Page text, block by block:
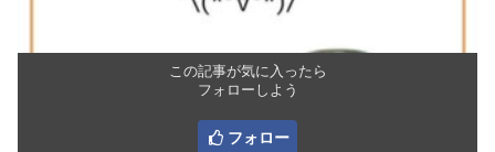
この記事が気に入ったら
フォローしよう
フォロー